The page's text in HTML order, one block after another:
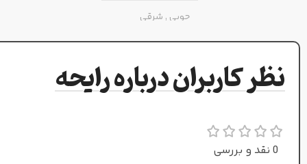
چوبی , شرقی
نظر کاربران درباره رایحه
0 نقد و بررسی